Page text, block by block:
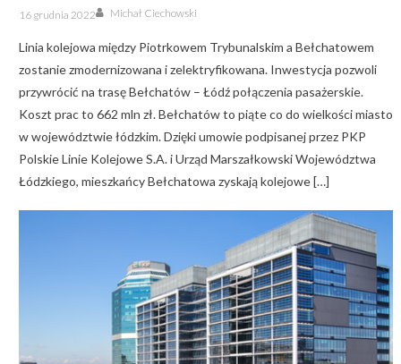
Posted
on
16 grudnia 2022 Author
Michał Ciechowski
Linia kolejowa między Piotrkowem Trybunalskim a Bełchatowem
zostanie zmodernizowana i zelektryfikowana. Inwestycja pozwoli
przywrócić na trasę Bełchatów – Łódź połączenia pasażerskie.
Koszt prac to 662 mln zł. Bełchatów to piąte co do wielkości miasto
w województwie łódzkim. Dzięki umowie podpisanej przez PKP
Polskie Linie Kolejowe S.A. i Urząd Marszałkowski Województwa
Łódzkiego, mieszkańcy Bełchatowa zyskają kolejowe […]